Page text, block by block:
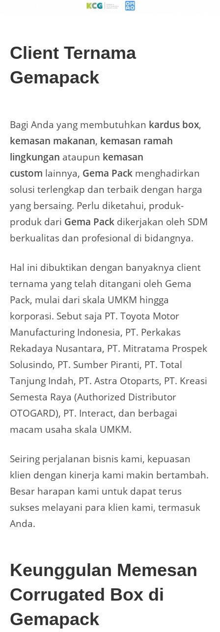
Client Ternama
Gemapack
Bagi Anda yang membutuhkan kardus box,
kemasan makanan, kemasan ramah
lingkungan ataupun kemasan
custom lainnya, Gema Pack menghadirkan
solusi terlengkap dan terbaik dengan harga
yang bersaing. Perlu diketahui, produk-
produk dari Gema Pack dikerjakan oleh SDM
berkualitas dan profesional di bidangnya.
Hal ini dibuktikan dengan banyaknya client
ternama yang telah ditangani oleh Gema
Pack, mulai dari skala UMKM hingga
korporasi. Sebut saja PT. Toyota Motor
Manufacturing Indonesia, PT. Perkakas
Rekadaya Nusantara, PT. Mitratama Prospek
Solusindo, PT. Sumber Piranti, PT. Total
Tanjung Indah, PT. Astra Otoparts, PT. Kreasi
Semesta Raya (Authorized Distributor
OTOGARD), PT. Interact, dan berbagai
macam usaha skala UMKM.
Seiring perjalanan bisnis kami, kepuasan
klien dengan kinerja kami makin bertambah.
Besar harapan kami untuk dapat terus
sukses melayani para klien kami, termasuk
Anda.
Keunggulan Memesan
Corrugated Box di
Gemapack